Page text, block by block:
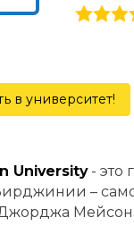
2
1
в университет!
University- это
–